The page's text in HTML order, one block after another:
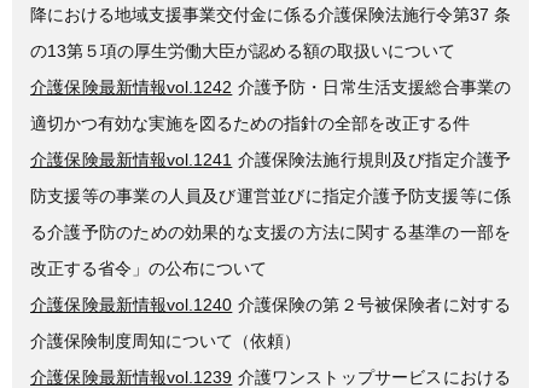
降における地域支援事業交付金に係る介護保険法施行令第37 条
の13第５項の厚生労働大臣が認める額の取扱いについて
介護保険最新情報vol.1242 介護予防・日常生活支援総合事業の
適切かつ有効な実施を図るための指針の全部を改正する件
介護保険最新情報vol.1241 介護保険法施行規則及び指定介護予
防支援等の事業の人員及び運営並びに指定介護予防支援等に係
る介護予防のための効果的な支援の方法に関する基準の一部を
改正する省令」の公布について
介護保険最新情報vol.1240 介護保険の第２号被保険者に対する
介護保険制度周知について（依頼）
介護保険最新情報vol.1239 介護ワンストップサービスにおける